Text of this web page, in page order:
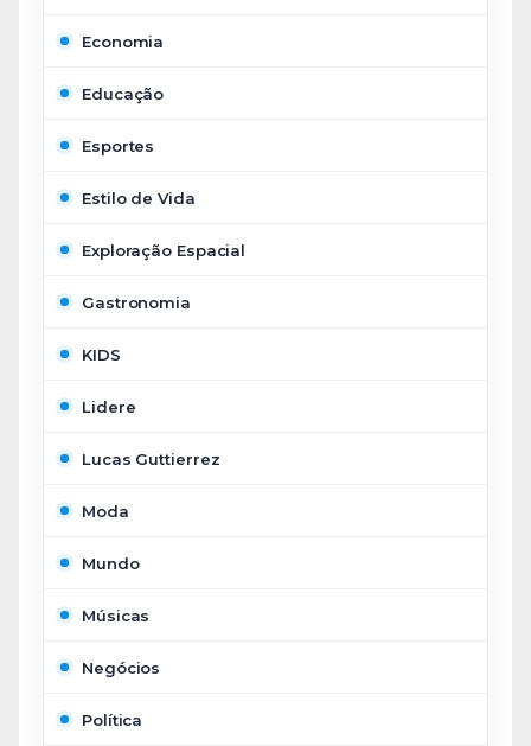
Economia
Educação
Esportes
Estilo de Vida
Exploração Espacial
Gastronomia
KIDS
Lidere
Lucas Guttierrez
Moda
Mundo
Músicas
Negócios
Política